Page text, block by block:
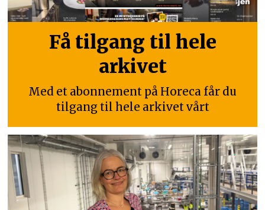
Få tilgang til hele
arkivet
Med et abonnement på Horeca får du
tilgang til hele arkivet vårt